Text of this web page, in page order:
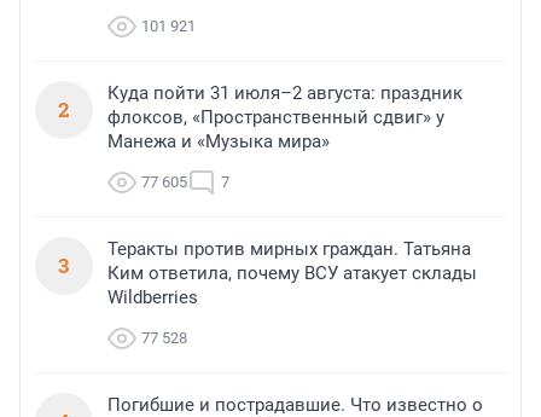
101 921
2
Куда пойти 31 июля–2 августа: праздник
флоксов, «Пространственный сдвиг» у
Манежа и «Музыка мира»
77 605 7
3
Теракты против мирных граждан. Татьяна
Ким ответила, почему ВСУ атакует склады
Wildberries
77 528
Погибшие и пострадавшие. Что известно о